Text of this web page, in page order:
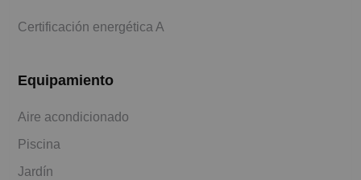
Certificación energética A
Equipamiento
Aire acondicionado
Piscina
Jardín